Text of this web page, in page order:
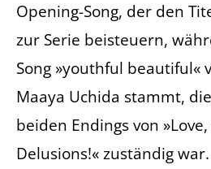
Opening-Song, der den
zur Serie beisteuern,
Song »youthful beautiful«
Maaya Uchida stammt,
beiden Endings von
Delusions!« zuständig war.